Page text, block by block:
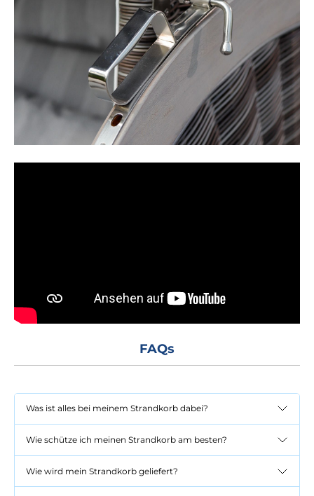
FAQs
Was ist alles bei meinem Strandkorb dabei?
Wie schütze ich meinen Strandkorb am besten?
Wie wird mein Strandkorb geliefert?